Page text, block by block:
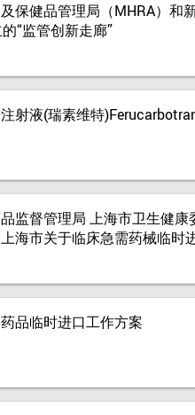
保健品管理局（MHRA）和
“监管创新走廊”
射液(瑞素维特
监督管理局 上海市卫生健
海市关于临床急需药械临时
品临时进口工作方案